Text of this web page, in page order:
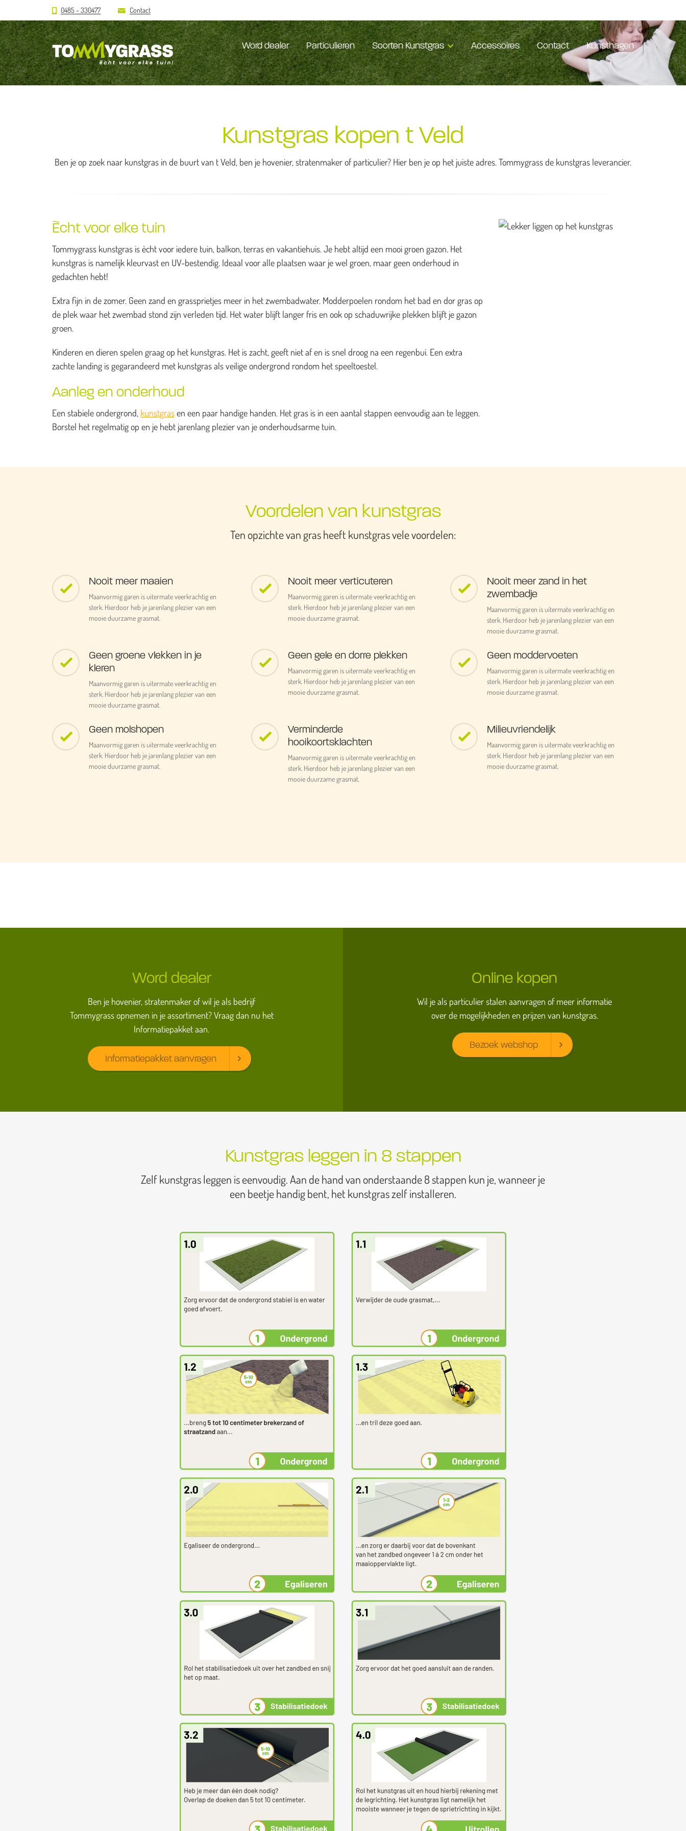
0485 - 330477 Contact
Word dealer Particulieren Soorten Kunstgras Accessoires Contact Kunsthagen
Kunstgras kopen t Veld
Ben je op zoek naar kunstgras in de buurt van t Veld, ben je hovenier, stratenmaker of particulier? Hier ben je op het juiste adres. Tommygrass de kunstgras leverancier.
Ècht voor elke tuin
Tommygrass kunstgras is ècht voor iedere tuin, balkon, terras en vakantiehuis. Je hebt altijd een mooi groen gazon. Het
kunstgras is namelijk kleurvast en UV-bestendig. Ideaal voor alle plaatsen waar je wel groen, maar geen onderhoud in
gedachten hebt!
Extra fijn in de zomer. Geen zand en grassprietjes meer in het zwembadwater. Modderpoelen rondom het bad en dor gras op
de plek waar het zwembad stond zijn verleden tijd. Het water blijft langer fris en ook op schaduwrijke plekken blijft je gazon
groen.
Kinderen en dieren spelen graag op het kunstgras. Het is zacht, geeft niet af en is snel droog na een regenbui. Een extra
zachte landing is gegarandeerd met kunstgras als veilige ondergrond rondom het speeltoestel.
Aanleg en onderhoud
Een stabiele ondergrond, kunstgrasen een paar handige handen. Het gras is in een aantal stappen eenvoudig aan te leggen.
Borstel het regelmatig op en je hebt jarenlang plezier van je onderhoudsarme tuin.
Voordelen van kunstgras
Ten opzichte van gras heeft kunstgras vele voordelen:
Nooit meer maaien
Maanvormig garen is uitermate veerkrachtig en
sterk. Hierdoor heb je jarenlang plezier van een
mooie duurzame grasmat.
Nooit meer verticuteren
Maanvormig garen is uitermate veerkrachtig en
sterk. Hierdoor heb je jarenlang plezier van een
mooie duurzame grasmat.
Nooit meer zand in het
zwembadje
Maanvormig garen is uitermate veerkrachtig en
sterk. Hierdoor heb je jarenlang plezier van een
mooie duurzame grasmat.
Geen groene vlekken in je
kleren
Maanvormig garen is uitermate veerkrachtig en
sterk. Hierdoor heb je jarenlang plezier van een
mooie duurzame grasmat.
Geen gele en dorre plekken
Maanvormig garen is uitermate veerkrachtig en
sterk. Hierdoor heb je jarenlang plezier van een
mooie duurzame grasmat.
Geen moddervoeten
Maanvormig garen is uitermate veerkrachtig en
sterk. Hierdoor heb je jarenlang plezier van een
mooie duurzame grasmat.
Geen molshopen
Maanvormig garen is uitermate veerkrachtig en
sterk. Hierdoor heb je jarenlang plezier van een
mooie duurzame grasmat.
Verminderde
hooikoortsklachten
Maanvormig garen is uitermate veerkrachtig en
sterk. Hierdoor heb je jarenlang plezier van een
mooie duurzame grasmat.
Milieuvriendelijk
Maanvormig garen is uitermate veerkrachtig en
sterk. Hierdoor heb je jarenlang plezier van een
mooie duurzame grasmat.
Word dealer
Ben je hovenier, stratenmaker of wil je als bedrijf
Tommygrass opnemen in je assortiment? Vraag dan nu het
Informatiepakket aan.
Informatiepakket aanvragen
Online kopen
Wil je als particulier stalen aanvragen of meer informatie
over de mogelijkheden en prijzen van kunstgras.
Bezoek webshop
Kunstgras leggen in 8 stappen
Zelf kunstgras leggen is eenvoudig. Aan de hand van onderstaande 8 stappen kun je, wanneer je
een beetje handig bent, het kunstgras zelf installeren.